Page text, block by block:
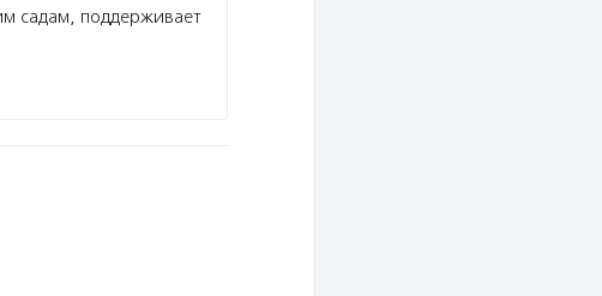
садам, поддерживает